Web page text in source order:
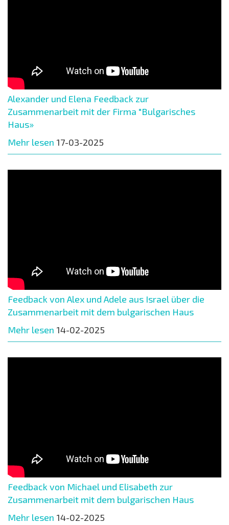
Alexander und Elena Feedback zur
Zusammenarbeit mit der Firma "Bulgarisches
Haus»
Mehr lesen 17-03-2025
Feedback von Alex und Adele aus Israel über die
Zusammenarbeit mit dem bulgarischen Haus
Mehr lesen 14-02-2025
Feedback von Michael und Elisabeth zur
Zusammenarbeit mit dem bulgarischen Haus
Mehr lesen 14-02-2025